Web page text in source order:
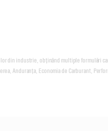
din industrie, obținând multiple formulări
Anduranța, Economia de Carburant,